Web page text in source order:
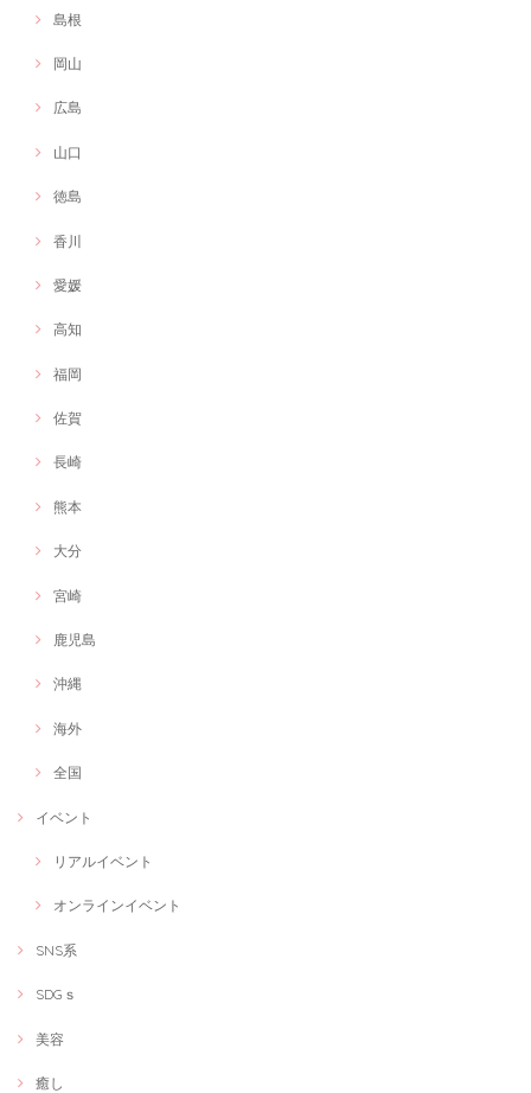
島根
岡山
広島
山口
徳島
香川
愛媛
高知
福岡
佐賀
長崎
熊本
大分
宮崎
鹿児島
沖縄
海外
全国
イベント
リアルイベント
オンラインイベント
SNS系
SDGｓ
美容
癒し